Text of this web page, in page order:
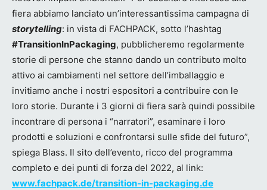
fiera abbiamo lanciato un’interessantissima campagna di
storytelling: in vista di FACHPACK, sotto l’hashtag
#TransitionInPackaging, pubblicheremo regolarmente
storie di persone che stanno dando un contributo molto
attivo ai cambiamenti nel settore dell’imballaggio e
invitiamo anche i nostri espositori a contribuire con le
loro storie. Durante i 3 giorni di fiera sarà quindi possibile
incontrare di persona i “narratori”, esaminare i loro
prodotti e soluzioni e confrontarsi sulle sfide del futuro”,
spiega Blass. Il sito dell’evento, ricco del programma
completo e dei punti di forza del 2022, al link:
www.fachpack.de/transition-in-packaging.de